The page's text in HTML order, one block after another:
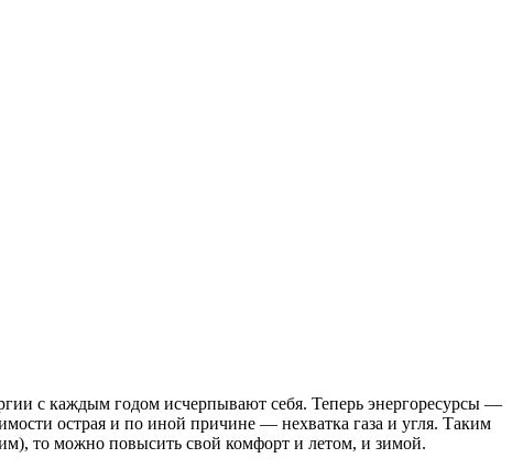
с каждым годом исчерпывают себя. Теперь энергоресурсы —
острая и по иной причине — нехватка газа и угля. Таким
то можно повысить свой комфорт и летом, и зимой.